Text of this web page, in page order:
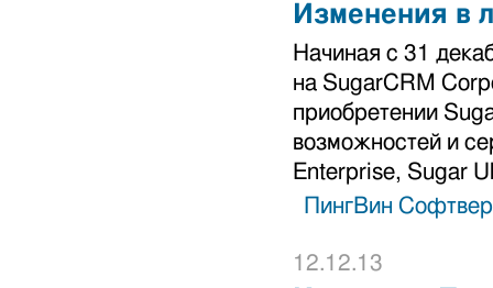
Изменения в
Начиная с 31
на SugarCRM
приобретении
возможностей и
Enterprise, Sugar
ПингВин Софтвер
12.12.13